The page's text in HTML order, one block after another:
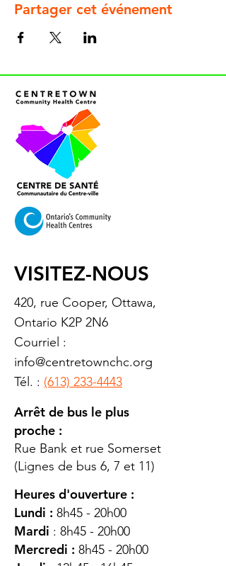
Partager cet événement
VISITEZ-NOUS
420, rue Cooper, Ottawa,
Ontario K2P 2N6
Courriel :
info@centretownchc.org
Tél. : (613) 233-4443
Arrêt de bus le plus
proche :
Rue Bank et rue Somerset
(Lignes de bus 6, 7 et 11)
Heures d'ouverture :
Lundi : 8h45 - 20h00
Mardi : 8h45 - 20h00
Mercredi : 8h45 - 20h00